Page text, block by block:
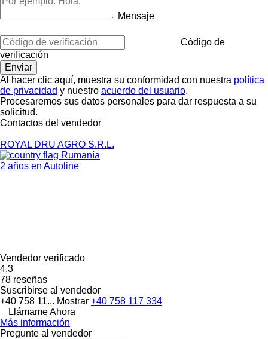
Mensaje
Código de
verificación
Al hacer clic aquí, muestra su conformidad con nuestra política
de privacidad y nuestro acuerdo del usuario.
Procesaremos sus datos personales para dar respuesta a su
solicitud.
Contactos del vendedor
ROYAL DRU AGRO S.R.L.
Rumanía
2 años en Autoline
Vendedor verificado
4.3
78 reseñas
Suscribirse al vendedor
+40 758 11... Mostrar +40 758 117 334
Llámame Ahora
Más información
Pregunte al vendedor